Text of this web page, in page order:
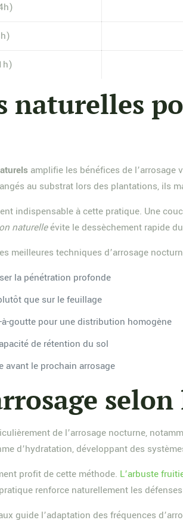
naturelles
amplifie les bénéfices de
au substrat lors des plantations, ils
indispensable à cette pratique. Une
naturelleévite le dessèchement rapide
meilleures techniques d’arrosage
la pénétration profonde
que sur le feuillage
goutte pour une distribution homogène
de rétention du sol
avant le prochain arrosage
selon
de l’arrosage nocturne,
d’hydratation, développant des
profit de cette méthode. L’arbuste
renforce naturellement les
guide l’adaptation des fréquences